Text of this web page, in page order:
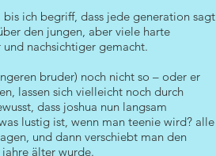
ich begriff, dass jede generation sagt
den jungen, aber viele harte
nachsichtiger gemacht.
bruder) noch nicht so – oder er
lassen sich vielleicht noch durch
dass joshua nun langsam
lustig ist, wenn man teenie wird? alle
und dann verschiebt man den
älter wurde.